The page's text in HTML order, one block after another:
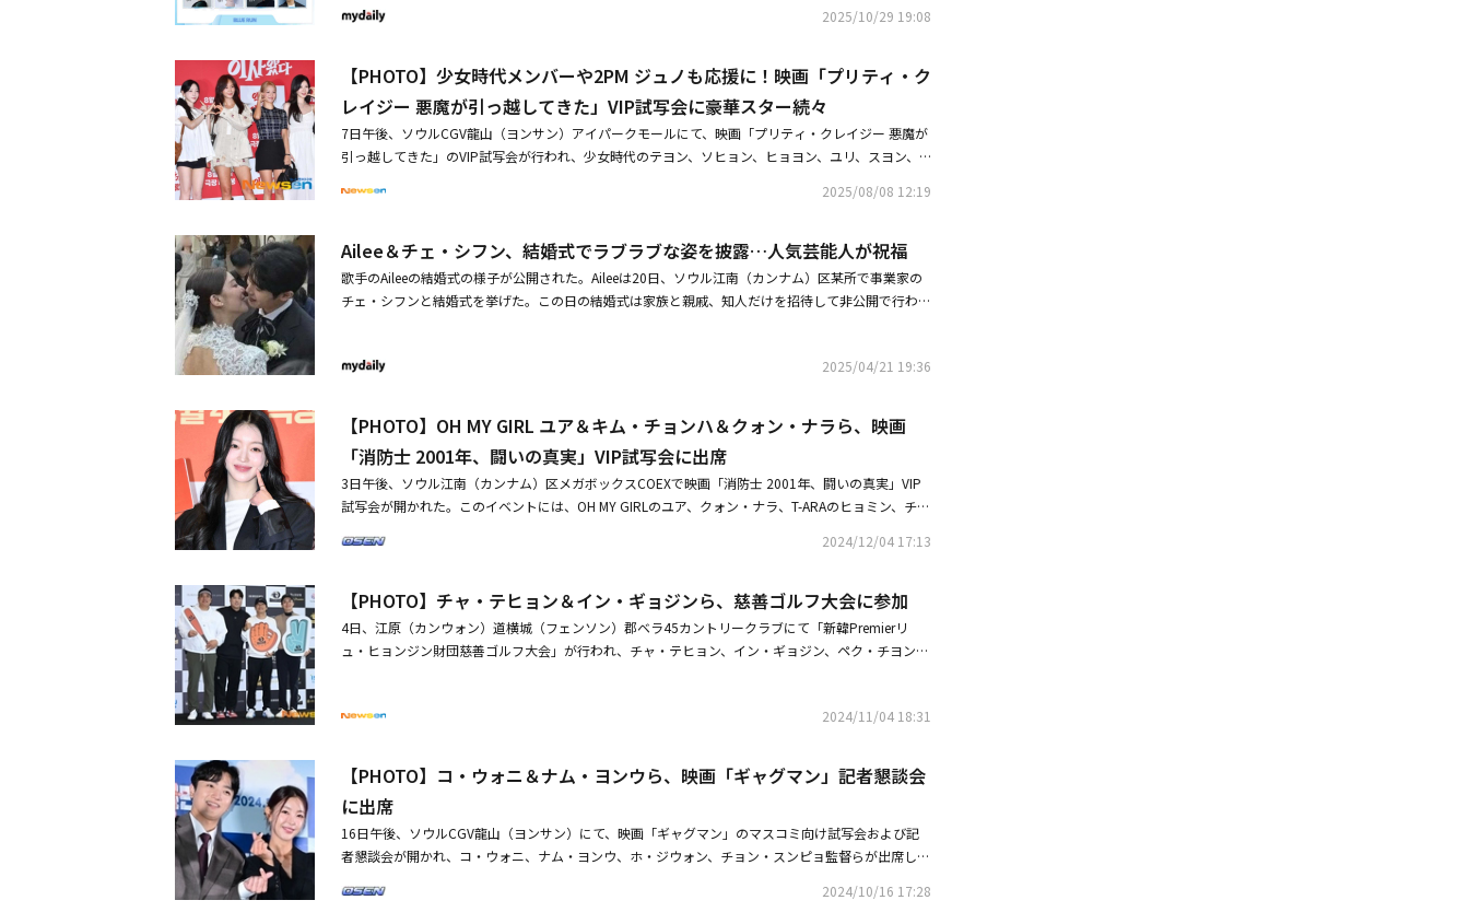
コ・ウォニは現在、韓国で放送中のTV朝鮮ドラマ「次の人生はないから」に出演している。・コ・
ラン」では、スターたちも参加して炭川一帯を走る予定だ。今回は、昨年と同様に韓国糖尿協会とS
る。昨年は、ソウル上岩洞（サンアムドン）の平和の公園一帯で、ハヌル公園や漢江（ハンガン）市
民公園を回る10kmと5kmの2部門が開催され、5000人余りのランナーが集まり、高く澄んだ秋空の
下で汗を流した。今年は漢江ではなく、城南（ソンナム）の道路で開催される予定だ。当日は午前8
時頃コース周辺で交通規制が行われる中、ランナーたちは自分自身への挑戦や自己記録の更新などを
目的に走る。俳優のシン・ジェハ、コ・ウォニ、イ・ジュアン、カン・ジュンギュなどの有名人も参
加する予定だ。さらに、WOOAHによる祝賀ステージも披露され、参加者に活気あふれるエネルギー
同様、10kmが5万ウォン（約5000円）、5kmが4万ウォン（約4000円）で、「ブルーラン」の公式
サイトから申し込み可能。収益金の一部は韓国糖尿協会に寄付され、糖尿病患者の支援に使われる予
定だ。
2025/10/29 19:08
【PHOTO】少女時代メンバーや2PM ジュノも応援に！映画「プリティ・ク
レイジー 悪魔が引っ越してきた」VIP試写会に豪華スター続々
7日午後、ソウルCGV龍山（ヨンサン）アイパークモールにて、映画「プリティ・クレイジー 悪魔が
引っ越してきた」のVIP試写会が行われ、少女時代のテヨン、ソヒョン、ヒョヨン、ユリ、スヨン、
イ・ジュビン、WINNERのカン・スンユン、DinDin、T-ARAのウンジョン、チョ・ボア、キム・ジェ
ウォニ、ドラマ「God's Beads」出演陣、YouTuberのクェド、ジョン・パク、ホ・ソンテ、オ・ナ
ラ、イ・チェミン、キム・シア、イ・ジュヨン、チェ・ウソン、ヤン・ヒョンミン、チョ・ジュニョ
ン、カン・ハンナ、ユン・ユソン、シン・ソンロク、パク・ハナ、ペ・ヘジ、チャ・ソウォン、キ
であるギルグ（アン・ボヒョン）のハプニング満載の奮闘を描くコメディだ。・【PHOTO】少女時
（動画あり）
2025/08/08 12:19
Ailee＆チェ・シフン、結婚式でラブラブな姿を披露…人気芸能人が祝福
歌手のAileeの結婚式の様子が公開された。Aileeは20日、ソウル江南（カンナム）区某所で事業家の
チェ・シフンと結婚式を挙げた。この日の結婚式は家族と親戚、知人だけを招待して非公開で行われ
な結婚式。空も一緒に祝福してくれて、イェジン（Aileeの本名）姉さん、幸せな道だけ歩いてね。お
めでとう」とコメント。最近、結婚したT-ARAのヒョミンは「旅行から帰ると同時にAileeの結婚式」
と書き込んだ後、祝儀袋に「Aileeちゃん！ 結婚、おめでとう。幸せに生きよう、二人とも！」とメ
ッセージを残して目を引いた。godのパク・チュニョンは、Fly To The Skyのブライアンとともに結
婚式に参加した写真を公開し、「Yo～Ailee、結婚おめでとう。神様の祝福の下で幸せであるよう
に。メBBBAAAMMM！！！」とし、「花嫁と撮影するとき、薔薇の匂いがすごく素敵だった。これか
と撮影した写真と共に「もっと長く一緒にしたくて急いだけれど、花嫁よりも先に到着！！ おかげ
でとう。すごくよく似合うカップル」と、結婚を祝った。歌手のALiは「すごくかわいかった、イェ
ジンちゃん」と、Aileeとチェ・シフンがキスしようとする姿を収めた写真を投稿した。歌手のユ・
アラは、Aileeのウエディンググラビアを見て「最高、すごくかわいい」とコメントした後、ウエデ
歌い、2部では歌手のMighty Mouthが祝歌を歌った。司会はYouTubeチャンネル「ピシク大学」のチ
2025/04/21 19:36
【PHOTO】OH MY GIRL ユア＆キム・チョンハ＆クォン・ナラら、映画
「消防士 2001年、闘いの真実」VIP試写会に出席
3日午後、ソウル江南（カンナム）区メガボックスCOEXで映画「消防士 2001年、闘いの真実」VIP
試写会が開かれた。このイベントには、OH MY GIRLのユア、クォン・ナラ、T-ARAのヒョミン、チ
ンア、オ・ヒョンギョン、オ・ヘウォン、チャン・ヘジン、WAX、ナ・ムニ、キム・ヨンオク、イ・
ジェ）洞の火災事故、劣悪な環境の中でも火災鎮圧と全員救助というたった一つの目標をもって投入
された消防士たちの姿を描いた物語だ。・チュウォン、撮影終了から4年で初鑑賞映画「消防士 200
1年、闘いの真実」の感想を明かす尊敬の念がより深まった・OH MY GIRL、グラビアで弾ける魅力を
2024/12/04 17:13
【PHOTO】チャ・テヒョン＆イン・ギョジンら、慈善ゴルフ大会に参加
4日、江原（カンウォン）道横城（フェンソン）郡ベラ45カントリークラブにて「新韓Premierリ
ュ・ヒョンジン財団慈善ゴルフ大会」が行われ、チャ・テヒョン、イン・ギョジン、ペク・チヨン、
歩10分の好立地・【PHOTO】CNBLUE ジョン・ヨンファ＆MONSTA X ショヌ＆イ・スヒョクら、チ
2024/11/04 18:31
【PHOTO】コ・ウォニ＆ナム・ヨンウら、映画「ギャグマン」記者懇談会
に出席
16日午後、ソウルCGV龍山（ヨンサン）にて、映画「ギャグマン」のマスコミ向け試写会および記
者懇談会が開かれ、コ・ウォニ、ナム・ヨンウ、ホ・ジウォン、チョン・スンピョ監督らが出席し
った・【PHOTO】コ・ウォニ、始球式に登場真剣な眼差し
2024/10/16 17:28